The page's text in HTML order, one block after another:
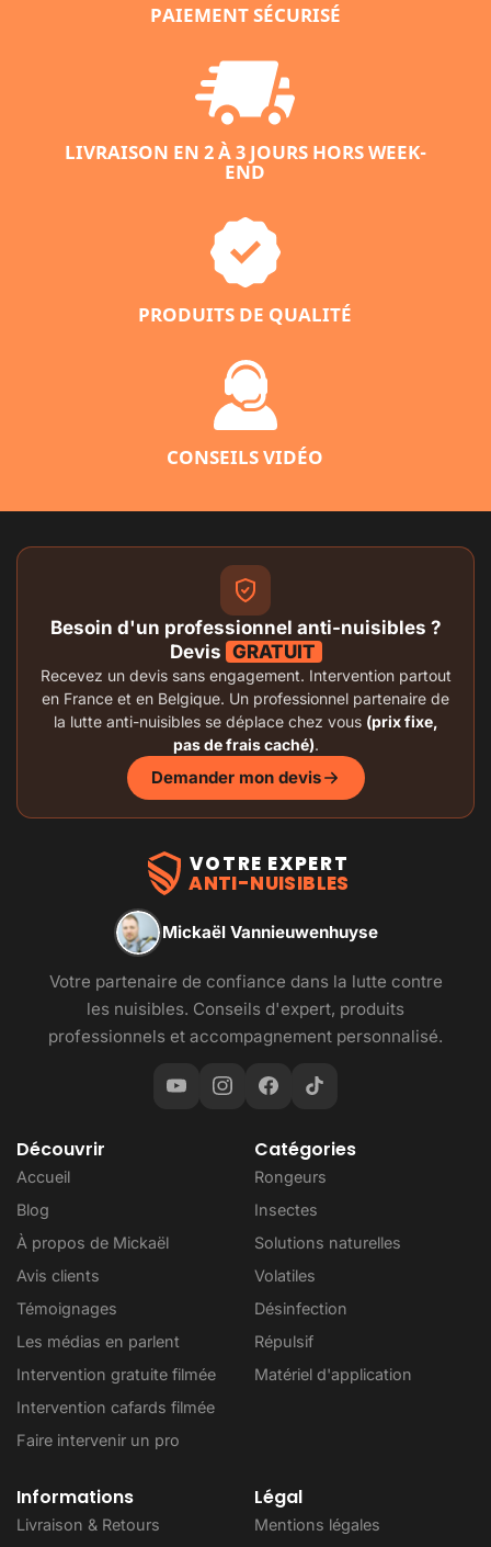
PAIEMENT SÉCURISÉ
LIVRAISON EN 2 À 3 JOURS HORS WEEK-
END
PRODUITS DE QUALITÉ
CONSEILS VIDÉO
Besoin d'un professionnel anti-nuisibles ?
Devis GRATUIT
Recevez un devis sans engagement. Intervention partout
en France et en Belgique. Un professionnel partenaire de
la lutte anti-nuisibles se déplace chez vous (prix fixe,
pas de frais caché).
Demander mon devis
VOTRE EXPERT
ANTI-NUISIBLES
Mickaël Vannieuwenhuyse
Votre partenaire de confiance dans la lutte contre
les nuisibles. Conseils d'expert, produits
professionnels et accompagnement personnalisé.
Découvrir
Accueil
Blog
À propos de Mickaël
Avis clients
Témoignages
Les médias en parlent
Intervention gratuite filmée
Intervention cafards filmée
Faire intervenir un pro
Catégories
Rongeurs
Insectes
Solutions naturelles
Volatiles
Désinfection
Répulsif
Matériel d'application
Informations
Livraison & Retours
Légal
Mentions légales